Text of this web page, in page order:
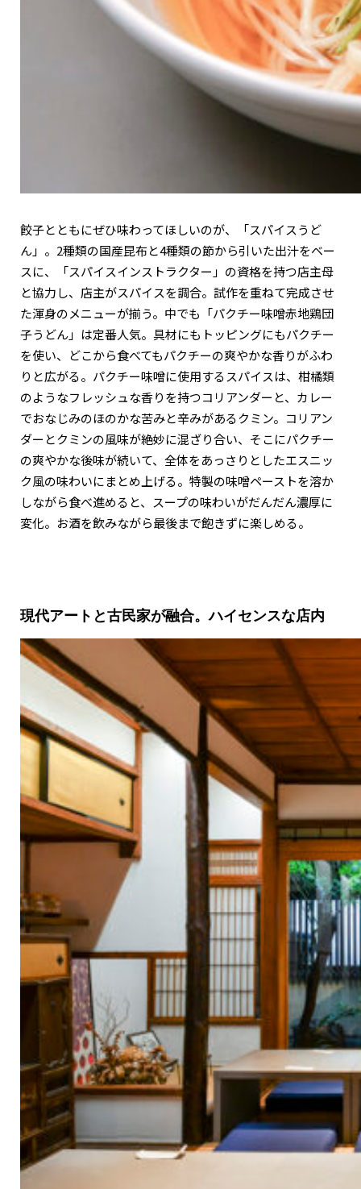
餃子とともにぜひ味わってほしいのが、「スパイスうど
ん」。2種類の国産昆布と4種類の節から引いた出汁をベー
スに、「スパイスインストラクター」の資格を持つ店主母
と協力し、店主がスパイスを調合。試作を重ねて完成させ
た渾身のメニューが揃う。中でも「パクチー味噌赤地鶏団
子うどん」は定番人気。具材にもトッピングにもパクチー
を使い、どこから食べてもパクチーの爽やかな香りがふわ
りと広がる。パクチー味噌に使用するスパイスは、柑橘類
のようなフレッシュな香りを持つコリアンダーと、カレー
でおなじみのほのかな苦みと辛みがあるクミン。コリアン
ダーとクミンの風味が絶妙に混ざり合い、そこにパクチー
の爽やかな後味が続いて、全体をあっさりとしたエスニッ
ク風の味わいにまとめ上げる。特製の味噌ペーストを溶か
しながら食べ進めると、スープの味わいがだんだん濃厚に
変化。お酒を飲みながら最後まで飽きずに楽しめる。
現代アートと古民家が融合。ハイセンスな店内